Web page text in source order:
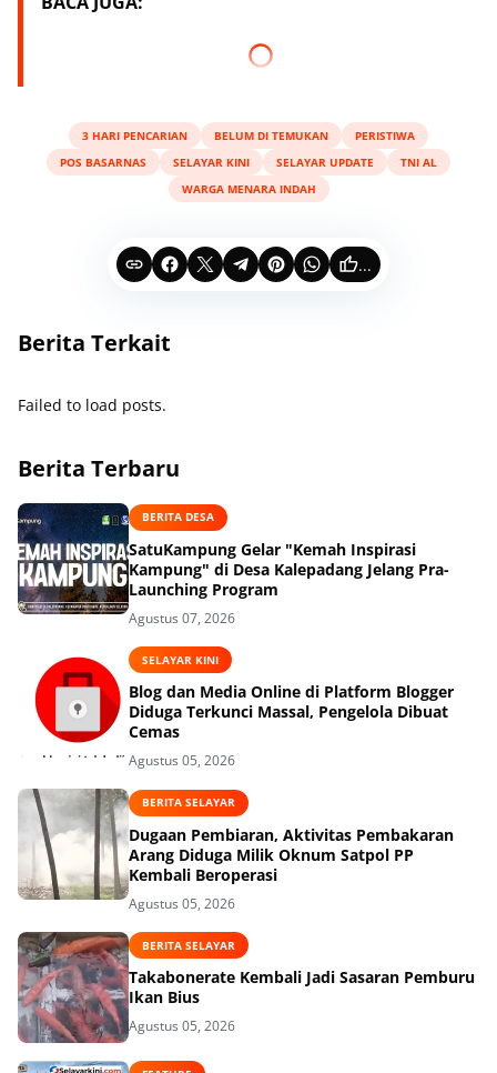
3 HARI PENCARIAN BELUM DI TEMUKAN
PERISTIWA
POS BASARNAS
SELAYAR KINI SELAYAR UPDATE
TNI AL
WARGA MENARA INDAH
...
Berita Terkait
Failed to load posts.
Berita Terbaru
BERITA DESA
SatuKampung Gelar "Kemah Inspirasi
Kampung" di Desa Kalepadang Jelang Pra-
Launching Program
Agustus 07, 2026
SELAYAR KINI
Blog dan Media Online di Platform Blogger
Diduga Terkunci Massal, Pengelola Dibuat
Cemas
Agustus 05, 2026
BERITA SELAYAR
Dugaan Pembiaran, Aktivitas Pembakaran
Arang Diduga Milik Oknum Satpol PP
Kembali Beroperasi
Agustus 05, 2026
BERITA SELAYAR
Takabonerate Kembali Jadi Sasaran Pemburu
Ikan Bius
Agustus 05, 2026